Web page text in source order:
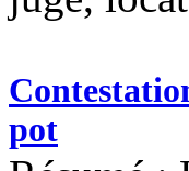
pot